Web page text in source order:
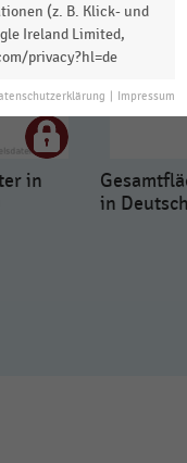
in
in
(z. B. Klick- und
Ireland Limited,
privacy?hl=de
Impressum